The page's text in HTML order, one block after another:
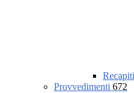
Provvedimenti 672